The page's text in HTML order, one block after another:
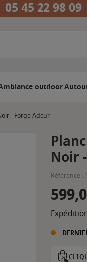
05 45 22 98 09
outdoor
- Forge Adour
Noir
Référence :